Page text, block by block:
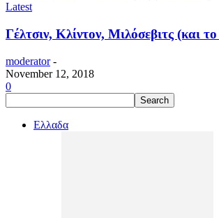
Latest
Γέλτσιν, Κλίντον, Μιλόσεβιτς (και
moderator -
November 12, 2018
0
Ελλαδα